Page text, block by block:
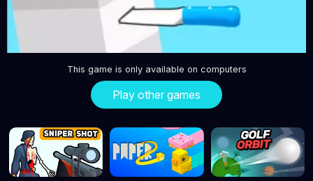
This game is only available on computers
Play other games